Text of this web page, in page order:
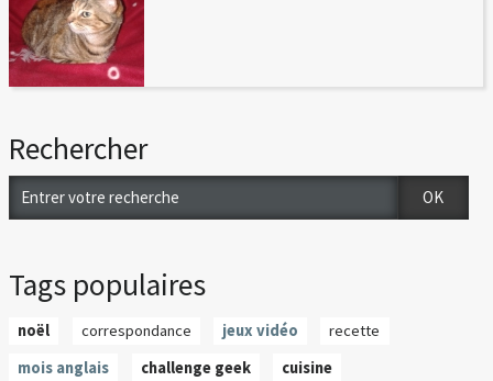
Rechercher
Tags populaires
noël correspondance jeux vidéo
recette
mois anglais
challenge geek
cuisine